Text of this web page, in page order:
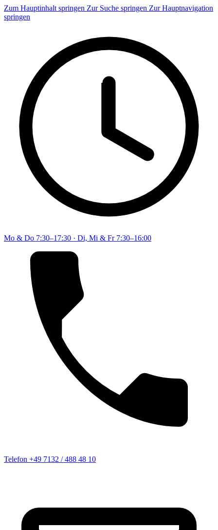
Zum Hauptinhalt springen Zur Suche springen Zur Hauptnavigation
springen
Mo & Do 7:30–17:30 · Di, Mi & Fr 7:30–16:00
Telefon +49 7132 / 488 48 10